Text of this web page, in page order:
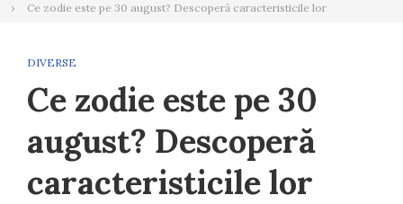
Ce zodie este pe 30 august? Descoperă caracteristicile lor
DIVERSE
Ce zodie este pe 30
august? Descoperă
caracteristicile lor